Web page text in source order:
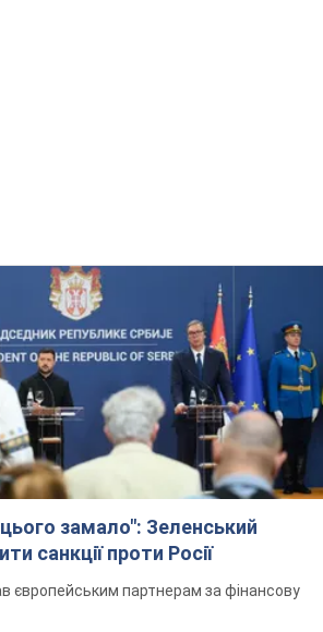
замало": Зеленський
санкції проти Росії
європейським партнерам за фінансову